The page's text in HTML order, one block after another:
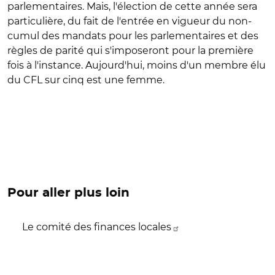
parlementaires. Mais, l'élection de cette année sera
particulière, du fait de l'entrée en vigueur du non-
cumul des mandats pour les parlementaires et des
règles de parité qui s'imposeront pour la première
fois à l'instance. Aujourd'hui, moins d'un membre élu
du CFL sur cinq est une femme.
Pour aller plus loin
Le comité des finances locales